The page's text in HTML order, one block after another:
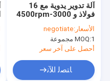
آلة تدوير يدوية مع 16
فولاذ و 3000-4500rpm
عالي القوة
الأسعار:negotiate
MOQ:1 مجموعة
أحصل على آخر سعر
ﺎﺘﺼﻟ ﺍﻶﻧ